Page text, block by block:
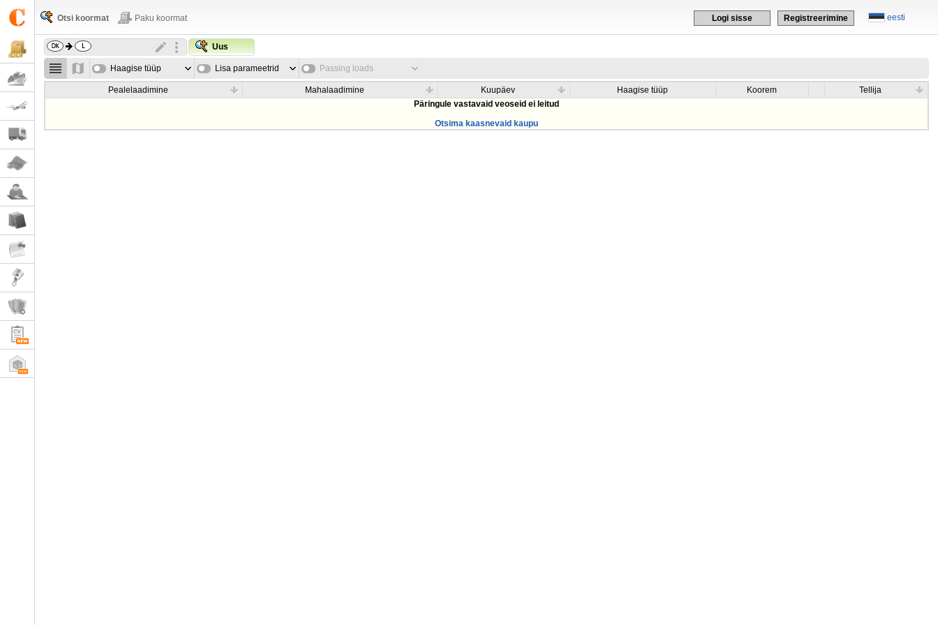
eesti
Logi sisse Registreerimine
Otsi koormat Paku koormat
Uus
Haagise tüüp Lisa parameetrid Passing loads
Pealelaadimine Mahalaadimine Kuupäev Haagise tüüp Koorem
Tellija
Päringule vastavaid veoseid ei leitud
Otsima kaasnevaid kaupu